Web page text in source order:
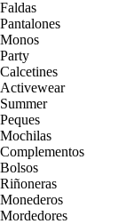
Faldas
Pantalones
Monos
Party
Calcetines
Activewear
Summer
Peques
Mochilas
Complementos
Bolsos
Riñoneras
Monederos
Mordedores